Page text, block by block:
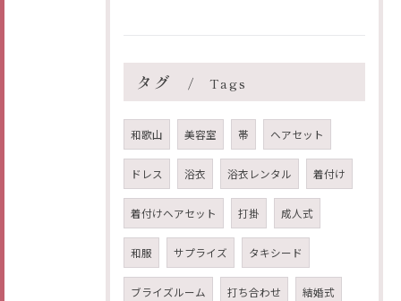
タグ Tags
和歌山 美容室 帯 ヘアセット
ドレス 浴衣 浴衣レンタル 着付け
着付けヘアセット 打掛 成人式
和服 サプライズ タキシード
ブライズルーム 打ち合わせ 結婚式